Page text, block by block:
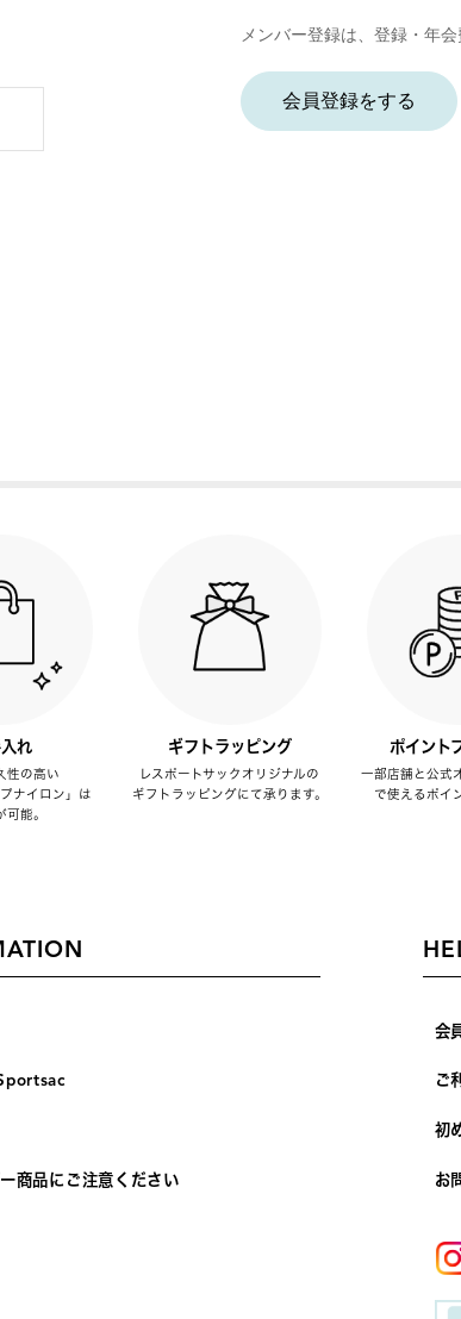
メンバー登録は、登録・年会
会員登録をする
れ
性の高い
プナイロン」は
可能。
ギフトラッピング
レスポートサックオリジナルの
ギフトラッピングにて承ります。
ポイント
一部店舗と公式
で使えるポイ
商品にご注意ください
会
ご
初
お